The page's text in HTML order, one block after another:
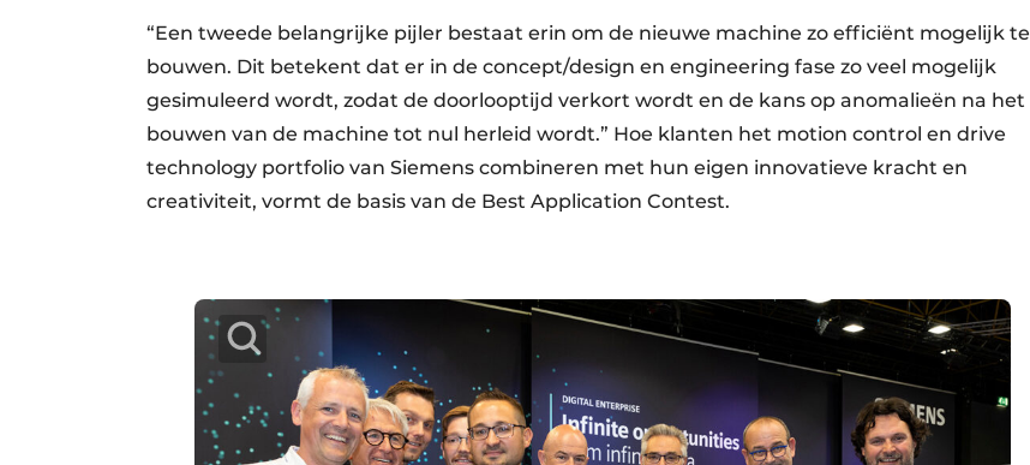
“Een tweede belangrijke pijler bestaat erin om de nieuwe machine zo efficiënt mogelijk te
bouwen. Dit betekent dat er in de concept/design en engineering fase zo veel mogelijk
gesimuleerd wordt, zodat de doorlooptijd verkort wordt en de kans op anomalieën na het
bouwen van de machine tot nul herleid wordt.” Hoe klanten het motion control en drive
technology portfolio van Siemens combineren met hun eigen innovatieve kracht en
creativiteit, vormt de basis van de Best Application Contest.